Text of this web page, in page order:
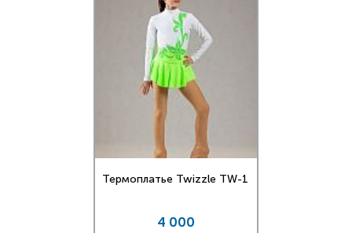
Термоплатье Twizzle TW-1
4 000